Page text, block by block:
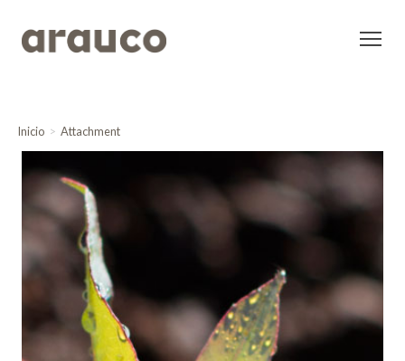
Inicio Attachment